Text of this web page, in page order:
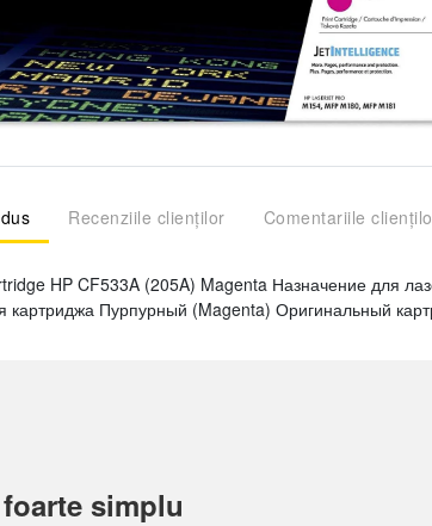
Recenziile clienților Comentariile
HP CF533A (205A) Magenta Назначение для
картриджа Пурпурный (Magenta) Оригинальный
simplu